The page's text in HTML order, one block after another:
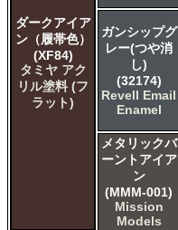
ダークアイア
ン（履帯色）
(XF84)
タミヤ アク
リル塗料 (フ
ラット)
ガンシップグ
レー(つや消
し)
(32174)
Revell Email
Enamel
メタリックバ
ーントアイア
ン
(MMM-001)
Mission
Models